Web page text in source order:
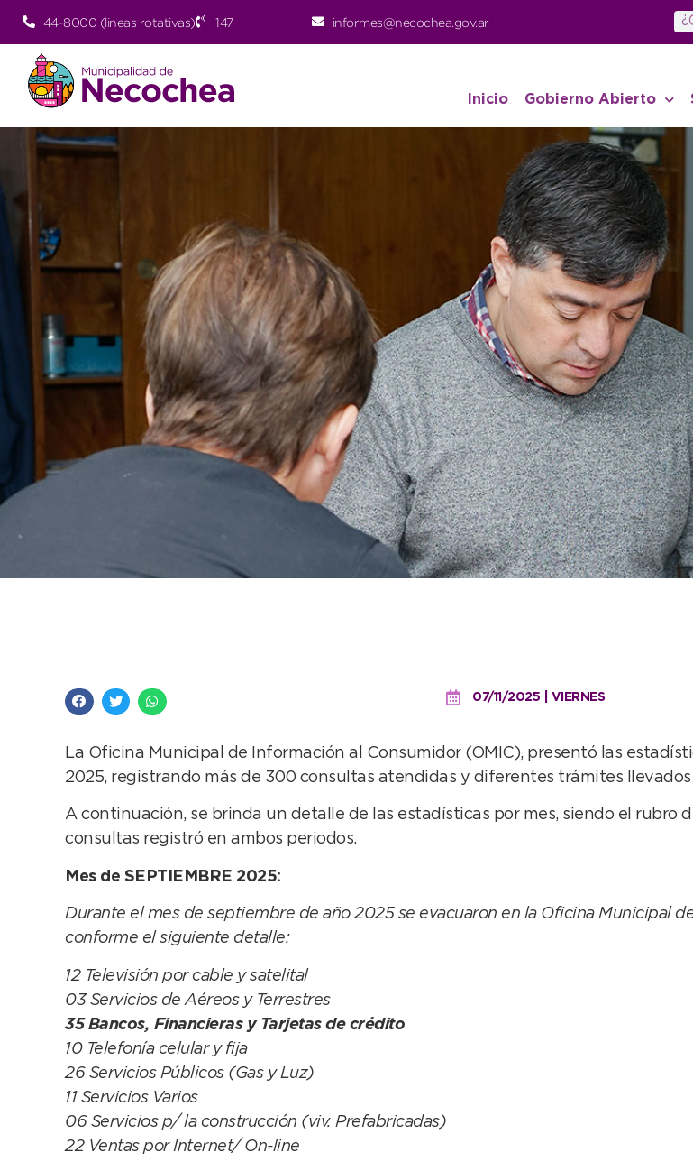
44-8000 (lineas rotativas) 147 informes@necochea.gov.ar
Inicio Gobierno Abierto
07/11/2025 | VIERNES
La Oficina Municipal de Información al Consumidor (OMIC), presentó las
2025, registrando más de 300 consultas atendidas y diferentes trámites llevados
A continuación, se brinda un detalle de las estadísticas por mes, siendo el rubro
consultas registró en ambos periodos.
Mes de SEPTIEMBRE 2025:
Durante el mes de septiembre de año 2025 se evacuaron en la Oficina Municipal
conforme el siguiente detalle:
12 Televisión por cable y satelital
03 Servicios de Aéreos y Terrestres
35 Bancos, Financieras y Tarjetas de crédito
10 Telefonía celular y fija
26 Servicios Públicos (Gas y Luz)
11 Servicios Varios
06 Servicios p/ la construcción (viv. Prefabricadas)
22 Ventas por Internet/ On-line